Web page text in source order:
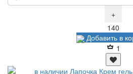
+
140
Добавить в
1